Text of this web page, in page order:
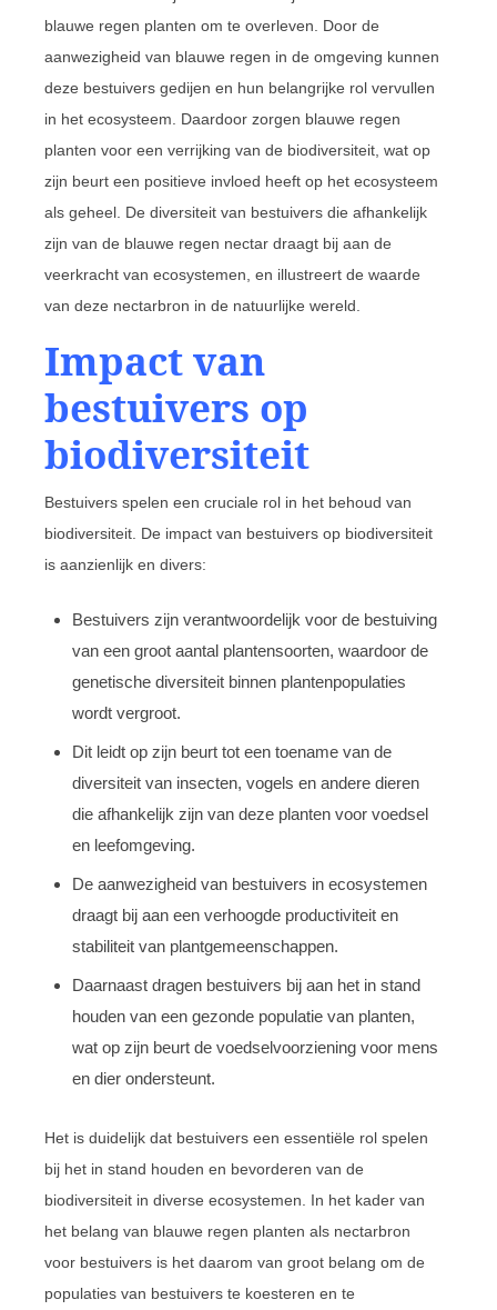
blauwe regen planten om te overleven. Door de
aanwezigheid van blauwe regen in de omgeving kunnen
deze bestuivers gedijen en hun belangrijke rol vervullen
in het ecosysteem. Daardoor zorgen blauwe regen
planten voor een verrijking van de biodiversiteit, wat op
zijn beurt een positieve invloed heeft op het ecosysteem
als geheel. De diversiteit van bestuivers die afhankelijk
zijn van de blauwe regen nectar draagt bij aan de
veerkracht van ecosystemen, en illustreert de waarde
van deze nectarbron in de natuurlijke wereld.
Impact van
bestuivers op
biodiversiteit
Bestuivers spelen een cruciale rol in het behoud van
biodiversiteit. De impact van bestuivers op biodiversiteit
is aanzienlijk en divers:
Bestuivers zijn verantwoordelijk voor de bestuiving
van een groot aantal plantensoorten, waardoor de
genetische diversiteit binnen plantenpopulaties
wordt vergroot.
Dit leidt op zijn beurt tot een toename van de
diversiteit van insecten, vogels en andere dieren
die afhankelijk zijn van deze planten voor voedsel
en leefomgeving.
De aanwezigheid van bestuivers in ecosystemen
draagt bij aan een verhoogde productiviteit en
stabiliteit van plantgemeenschappen.
Daarnaast dragen bestuivers bij aan het in stand
houden van een gezonde populatie van planten,
wat op zijn beurt de voedselvoorziening voor mens
en dier ondersteunt.
Het is duidelijk dat bestuivers een essentiële rol spelen
bij het in stand houden en bevorderen van de
biodiversiteit in diverse ecosystemen. In het kader van
het belang van blauwe regen planten als nectarbron
voor bestuivers is het daarom van groot belang om de
populaties van bestuivers te koesteren en te